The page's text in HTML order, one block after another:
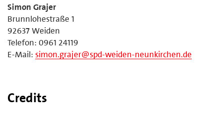
Simon Grajer
Brunnlohestraße 1
92637 Weiden
Telefon: 0961 24119
E-Mail: simon.grajer@spd-weiden-neunkirchen.de
Credits